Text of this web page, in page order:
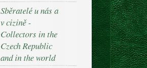
Sběratelé u nás a
v cizině -
Collectors in the
Czech Republic
and in the world